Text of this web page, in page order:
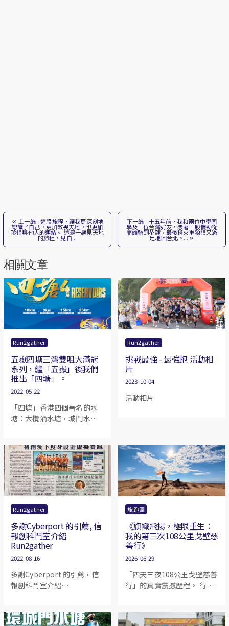
上一編 : 這段旅程，讓我更深刻地
認識了自己，更加敬畏天地，也更加
珍惜與他人的連結。 這是一趟見天地
的旅程，見自...
下一編 : 十五年前，我和兩位中學同
學及一位台灣好友，憑著一股傻勁從
高雄騎到花蓮，最後搭火車狼狽又滿
足地回台北。...
相關文章
Run2gather
五嶽四塘三灣雙咀大滿冠
系列，繼「五嶽」後我們
推出「四塘」。
2022-05-22
「四塘」香港四個著名的水
塘：大欖涌水塘，城門水
Run2gather
挑戰最強 - 最強跑 活動相
片
2023-10-04
活動相片
Run2gather
多謝Cyberport 的引薦, 信
報創科鬥室介紹
Run2gather
2022-08-16
多謝Cyberport 的引薦，信
報創科鬥室介紹
多精彩活動。再次感謝各位
旅跑團
《旗幟飛揚，極限重生：
我的第三次108公里戈壁慈
善行》
2026-06-29
「四天三夜108公里戈壁慈善
行」的真實震撼歷程。 行程
溫的考驗，隨後迎來烈日高